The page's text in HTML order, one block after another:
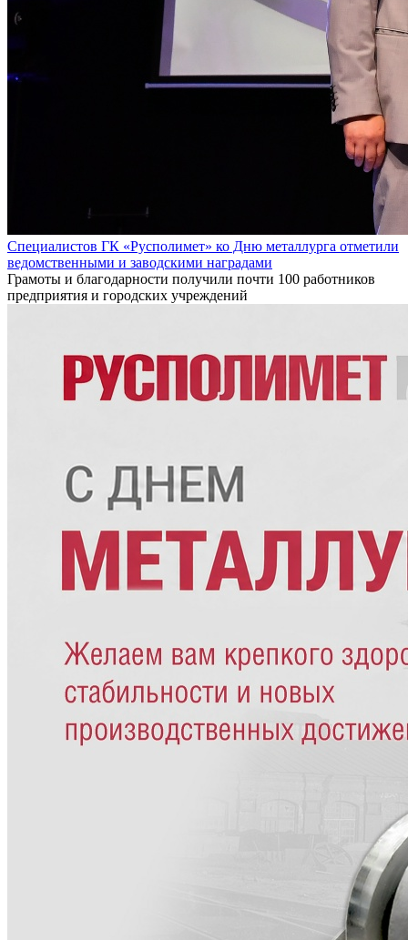
Специалистов ГК «Русполимет» ко Дню металлурга отметили
ведомственными и заводскими наградами
Грамоты и благодарности получили почти 100 работников
предприятия и городских учреждений